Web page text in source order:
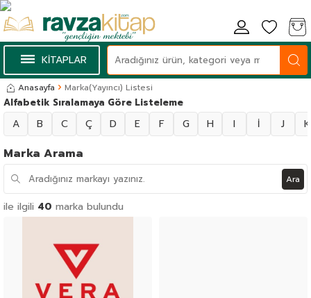
KİTAPLAR
Anasayfa Marka(Yayıncı) Listesi
Alfabetik Sıralamaya Göre Listeleme
A B C Ç D E F G H I İ J K
Marka Arama
Ara
ile ilgili 40 marka bulundu